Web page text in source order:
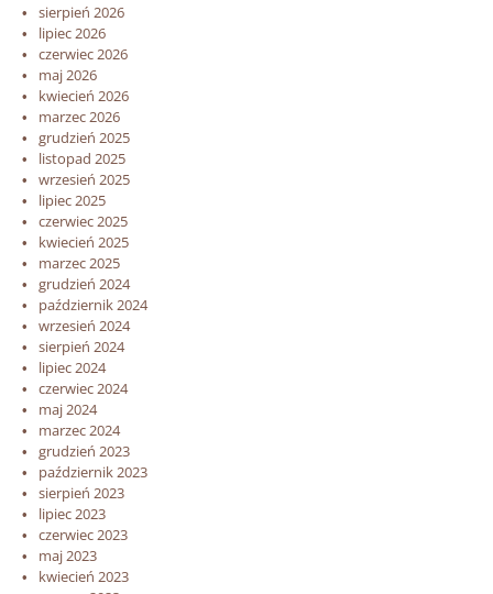
sierpień 2026
lipiec 2026
czerwiec 2026
maj 2026
kwiecień 2026
marzec 2026
grudzień 2025
listopad 2025
wrzesień 2025
lipiec 2025
czerwiec 2025
kwiecień 2025
marzec 2025
grudzień 2024
październik 2024
wrzesień 2024
sierpień 2024
lipiec 2024
czerwiec 2024
maj 2024
marzec 2024
grudzień 2023
październik 2023
sierpień 2023
lipiec 2023
czerwiec 2023
maj 2023
kwiecień 2023